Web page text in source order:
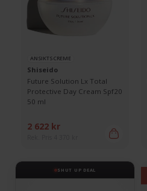
ANSIKTSCREME
Shiseido
Future Solution Lx Total
Protective Day Cream Spf20
50 ml
2 622 kr
SHUT UP DEAL